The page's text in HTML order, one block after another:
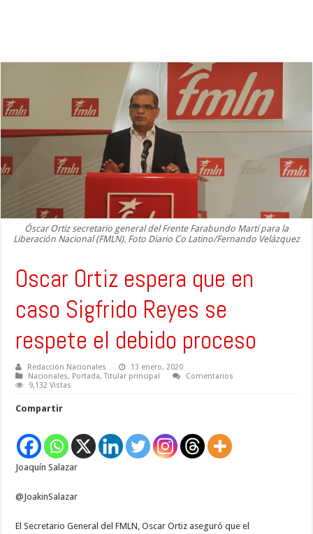
Óscar Ortiz secretario general del Frente Farabundo Martí para la
Liberación Nacional (FMLN). Foto Diario Co Latino/Fernando Velázquez
Oscar Ortiz espera que en
caso Sigfrido Reyes se
respete el debido proceso
Redacción Nacionales
13 enero, 2020
Nacionales, Portada,Titular principal
Comentarios
9,132 Vistas
Compartir
Joaquín Salazar
@JoakinSalazar
El Secretario General del FMLN, Oscar Ortiz aseguró que el